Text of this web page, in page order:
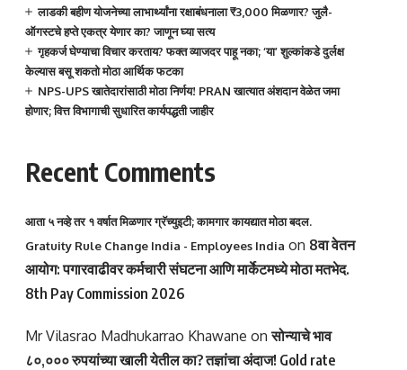
लाडकी बहीण योजनेच्या लाभार्थ्यांना रक्षाबंधनाला ₹3,000 मिळणार? जुलै-
ऑगस्टचे हप्ते एकत्र येणार का? जाणून घ्या सत्य
गृहकर्ज घेण्याचा विचार करताय? फक्त व्याजदर पाहू नका; ‘या’ शुल्कांकडे दुर्लक्ष
केल्यास बसू शकतो मोठा आर्थिक फटका
NPS-UPS खातेदारांसाठी मोठा निर्णय! PRAN खात्यात अंशदान वेळेत जमा
होणार; वित्त विभागाची सुधारित कार्यपद्धती जाहीर
Recent Comments
आता ५ नव्हे तर १ वर्षात मिळणार ग्रॅच्युइटी; कामगार कायद्यात मोठा बदल.
Gratuity Rule Change India - Employees India on 8वा वेतन
आयोग: पगारवाढीवर कर्मचारी संघटना आणि मार्केटमध्ये मोठा मतभेद.
8th Pay Commission 2026
Mr Vilasrao Madhukarrao Khawane onसोन्याचे भाव
८०,००० रुपयांच्या खाली येतील का? तज्ञांचा अंदाज! Gold rate